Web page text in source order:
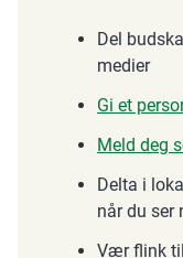
Del
medier
Gi et
Meld deg
Delta i
når du ser
Vær flink til